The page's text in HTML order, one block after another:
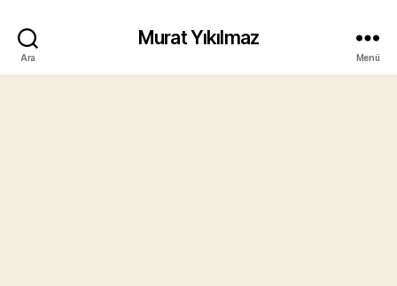
Ara
Murat Yıkılmaz
Menü